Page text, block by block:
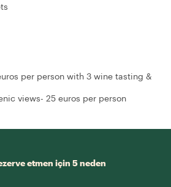
per person with 3 wine tasting &
views- 25 euros per person
etmen için 5 neden